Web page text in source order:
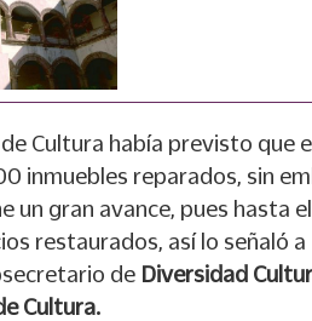
Cultura había previsto que
inmuebles reparados, sin
un gran avance, pues hasta
restaurados, así lo señaló a
de Diversidad
Cultura.